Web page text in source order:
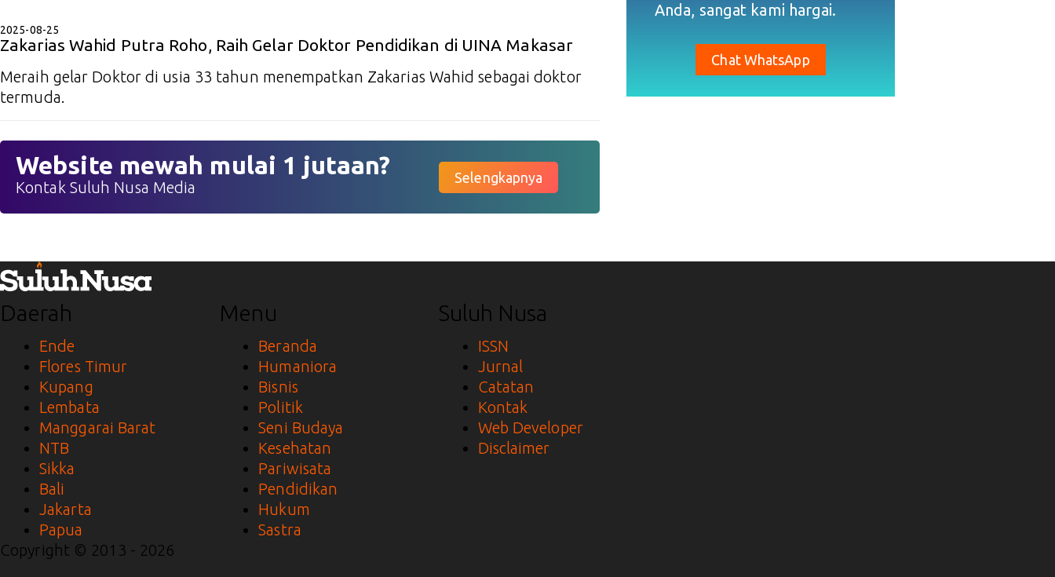
2025-08-25
Zakarias Wahid Putra Roho, Raih Gelar Doktor Pendidikan di UINA Makasar
Meraih gelar Doktor di usia 33 tahun menempatkan Zakarias Wahid sebagai doktor
termuda.
Website mewah mulai 1 jutaan?
Kontak Suluh Nusa Media
Selengkapnya
Anda, sangat kami hargai.
Chat WhatsApp
Daerah
Ende
Flores Timur
Kupang
Lembata
Manggarai Barat
NTB
Sikka
Bali
Jakarta
Papua
Menu
Beranda
Humaniora
Bisnis
Politik
Seni Budaya
Kesehatan
Pariwisata
Pendidikan
Hukum
Sastra
Suluh Nusa
ISSN
Jurnal
Catatan
Kontak
Web Developer
Disclaimer
Copyright © 2013 - 2026